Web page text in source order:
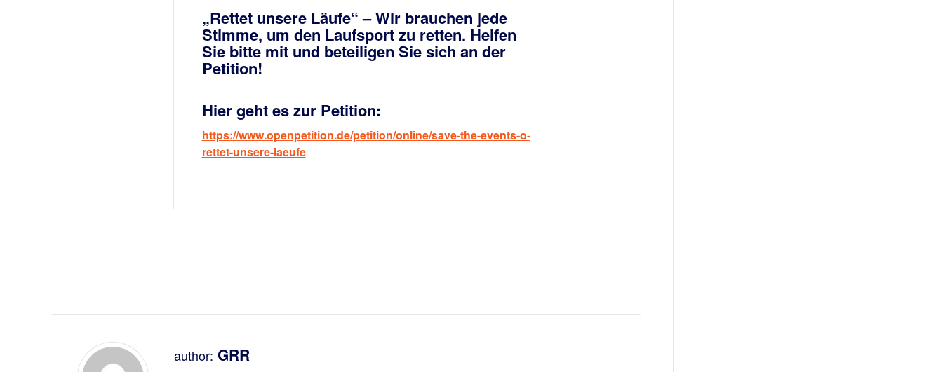
„Rettet unsere Läufe“ – Wir brauchen jede
Stimme, um den Laufsport zu retten. Helfen
Sie bitte mit und beteiligen Sie sich an der
Petition!
Hier geht es zur Petition:
https://www.openpetition.de/petition/online/save-the-events-o-
rettet-unsere-laeufe
author: GRR